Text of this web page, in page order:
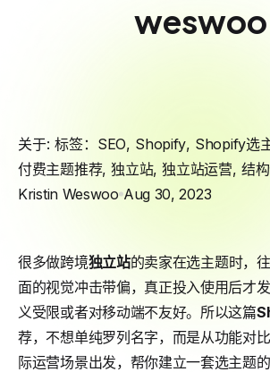
weswoo
关于: 标签： SEO, Shopify, Shopify选
付费主题推荐,独立站,独立站运营, 结
Kristin Weswoo Aug 30, 2023
很多做跨境独立站的卖家在选主题时，
面的视觉冲击带偏，真正投入使用后才
义受限或者对移动端不友好。所以这篇
荐，不想单纯罗列名字，而是从功能对
际运营场景出发，帮你建立一套选主题